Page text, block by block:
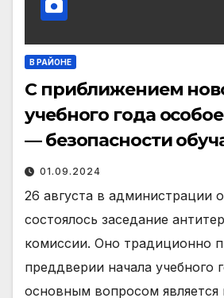
В РАЙОНЕ
С приближением
учебного года
— безопасности
01.09.2024
26 августа в администрации
состоялось заседание
комиссии. Оно традиционно
преддверии начала учебного
основным вопросом является